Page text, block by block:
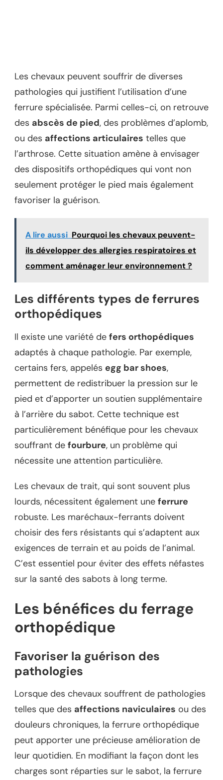
Les chevaux peuvent souffrir de diverses
pathologies qui justifient l’utilisation d’une
ferrure spécialisée. Parmi celles-ci, on retrouve
des abscès de pied, des problèmes d’aplomb,
ou des affections articulaires telles que
l’arthrose. Cette situation amène à envisager
des dispositifs orthopédiques qui vont non
seulement protéger le pied mais également
favoriser la guérison.
A lire aussi Pourquoi les chevaux peuvent-
ils développer des allergies respiratoires et
comment aménager leur environnement ?
Les différents types de ferrures
orthopédiques
Il existe une variété de fers orthopédiques
adaptés à chaque pathologie. Par exemple,
certains fers, appelés egg bar shoes,
permettent de redistribuer la pression sur le
pied et d’apporter un soutien supplémentaire
à l’arrière du sabot. Cette technique est
particulièrement bénéfique pour les chevaux
souffrant de fourbure, un problème qui
nécessite une attention particulière.
Les chevaux de trait, qui sont souvent plus
lourds, nécessitent également une ferrure
robuste. Les maréchaux-ferrants doivent
choisir des fers résistants qui s’adaptent aux
exigences de terrain et au poids de l’animal.
C’est essentiel pour éviter des effets néfastes
sur la santé des sabots à long terme.
Les bénéfices du ferrage
orthopédique
Favoriser la guérison des
pathologies
Lorsque des chevaux souffrent de pathologies
telles que des affections naviculaires ou des
douleurs chroniques, la ferrure orthopédique
peut apporter une précieuse amélioration de
leur quotidien. En modifiant la façon dont les
charges sont réparties sur le sabot, la ferrure